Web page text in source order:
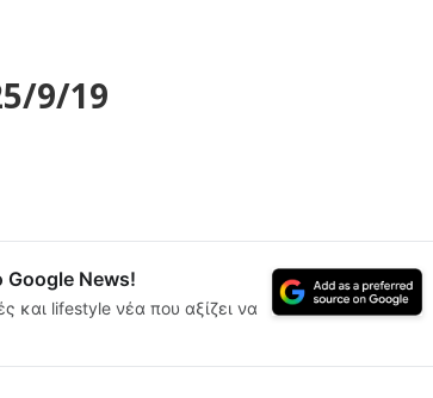
9/19
Google News!
και lifestyle νέα που αξίζει να